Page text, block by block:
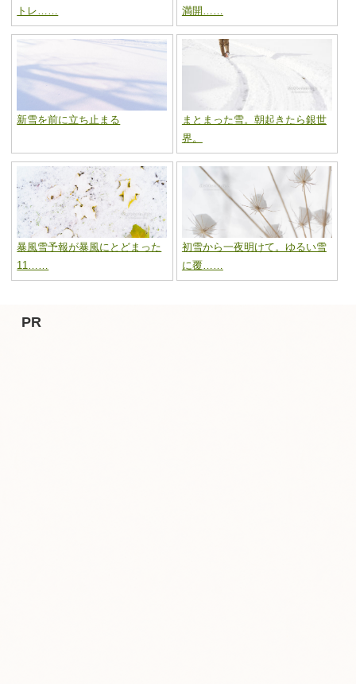
トレ…… 満開……
新雪を前に立ち止まる
まとまった雪。朝起きたら銀世
界。
暴風雪予報が暴風にとどまった
11……
初雪から一夜明けて。ゆるい雪
に覆……
PR